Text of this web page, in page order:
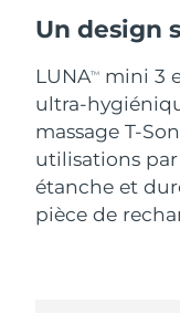
Un design
LUNATM
mini 3
ultra-
massage T-
utilisations par
étanche et
pièce de